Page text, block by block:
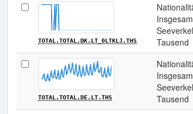
TOTAL.TOTAL.DK.LT_0LTKLJ.THS
Tausend
TOTAL.TOTAL.DE.LT.THS
Tausend